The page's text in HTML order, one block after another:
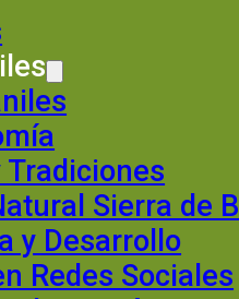
Tradiciones
Sierra de
y Desarrollo
Redes Sociales